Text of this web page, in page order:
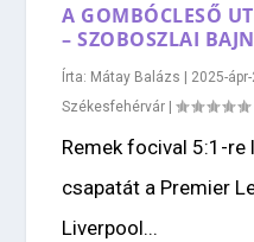
A GOMBÓCLESŐ
– SZOBOSZLAI
Írta: Mátay Balázs | 2025-
Székesfehérvár |
Remek focival 5:1-
csapatát a Premier
Liverpool...